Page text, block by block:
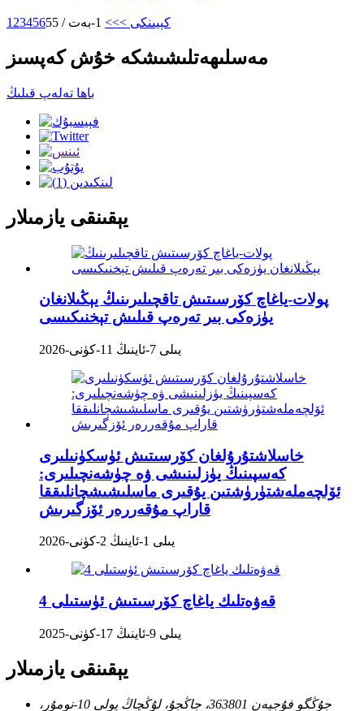
1 23456 كېيىنكى >>> 1-بەت / 55
مەسلىھەتلىشىشكە خۇش كەپسىز
باھا تەلەپ قىلىڭ
يېقىنقى يازمىلار
پولات-ياغاچ كۆرسىتىش تاقچىلىرىنىڭ يېڭىلانغان
يۈزەكى بىر تەرەپ قىلىش تېخنىكىسى
2026-يىلى 7-ئاينىڭ 11-كۈنى
خاسلاشتۇرۇلغان كۆرسىتىش ئۈسكۈنىلىرى
كەسپىنىڭ يۈزلىنىشى ۋە چۈشەنچىلىرى:
ئۆلچەملەشتۈرۈشتىن يۇقىرى ماسلىشىشچانلىققا
قاراپ مۇقەررەر ئۆزگىرىش
2026-يىلى 1-ئاينىڭ 2-كۈنى
4 قەۋەتلىك ياغاچ كۆرسىتىش ئۈستىلى
2025-يىلى 9-ئاينىڭ 17-كۈنى
يېقىنقى يازمىلار
جۇڭگو فۇجيەن 363801، جاڭجۇ، لۇڭچاڭ يولى 10-نومۇر،